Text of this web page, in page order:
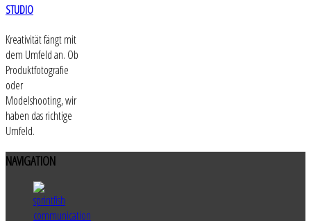
STUDIO
Kreativität fängt mit
dem Umfeld an. Ob
Produktfotografie
oder
Modelshooting, wir
haben das richtige
Umfeld.
NAVIGATION